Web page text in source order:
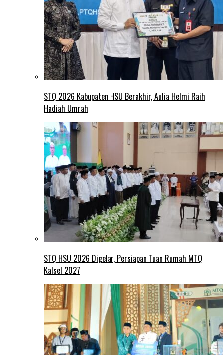
STQ 2026 Kabupaten HSU Berakhir, Aulia Helmi Raih
Hadiah Umrah
STQ HSU 2026 Digelar, Persiapan Tuan Rumah MTQ
Kalsel 2027